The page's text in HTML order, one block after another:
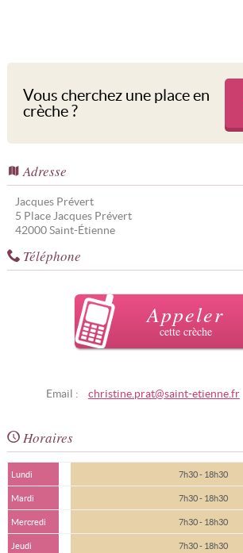
Vous cherchez une place en
crèche ?
Adresse
Jacques Prévert
5 Place Jacques Prévert
42000 Saint-Étienne
Téléphone
Appeler
cette crèche
Email : christine.prat@saint-etienne.fr
Horaires
Lundi 7h30 - 18h30
Mardi 7h30 - 18h30
Mercredi 7h30 - 18h30
Jeudi 7h30 - 18h30